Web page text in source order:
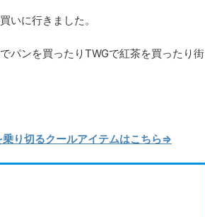
いに行きました。
パンを買ったりTWGで紅茶を買ったり街
乗り切るクールアイテムはこちら⇒